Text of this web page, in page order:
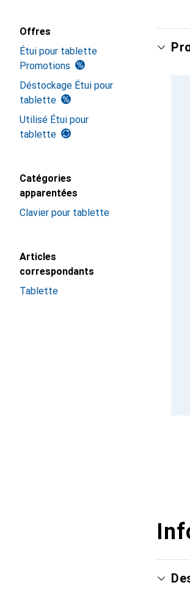
Offres
Étui pour tablette
Promotions
Déstockage Étui pour
tablette
Utilisé Étui pour
tablette
Catégories
apparentées
Clavier pour tablette
Articles
correspondants
Tablette